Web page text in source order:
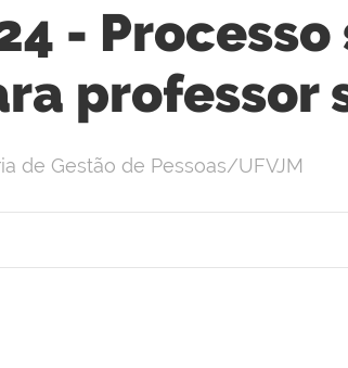
-
professor
de Gestão de Pessoas/UFVJM